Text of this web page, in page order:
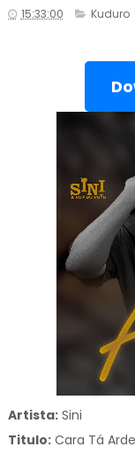
15:33:00 Kuduro
Artista:Sini
Titulo:Cara Tá